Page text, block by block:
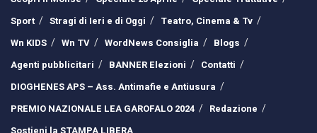
Sport
Stragi di Ieri e di Oggi
Teatro, Cinema & Tv
Wn KIDS
Wn TV WordNews Consiglia
Blogs
Agenti pubblicitari
BANNER Elezioni
Contatti
DIOGHENES APS – Ass. Antimafie e Antiusura
PREMIO NAZIONALE LEA GAROFALO 2024
Redazione